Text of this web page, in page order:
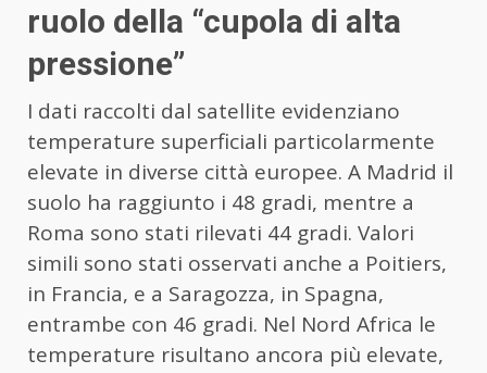
ruolo della “cupola di alta
pressione”
I dati raccolti dal satellite evidenziano
temperature superficiali particolarmente
elevate in diverse città europee. A Madrid il
suolo ha raggiunto i 48 gradi, mentre a
Roma sono stati rilevati 44 gradi. Valori
simili sono stati osservati anche a Poitiers,
in Francia, e a Saragozza, in Spagna,
entrambe con 46 gradi. Nel Nord Africa le
temperature risultano ancora più elevate,